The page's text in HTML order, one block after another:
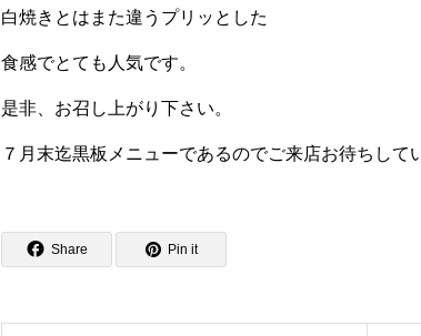
白焼きとはまた違うプリッとした
食感でとても人気です。
是非、お召し上がり下さい。
７月末迄黒板メニューであるのでご来店お待ちして
Share Pin it